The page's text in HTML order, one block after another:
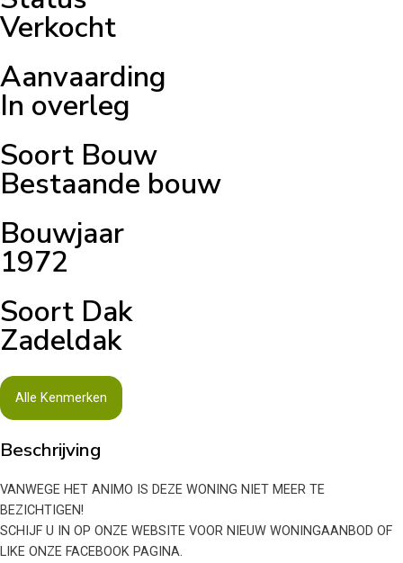
Verkocht
Aanvaarding
In overleg
Soort Bouw
Bestaande bouw
Bouwjaar
1972
Soort Dak
Zadeldak
Alle Kenmerken
Beschrijving
VANWEGE HET ANIMO IS DEZE WONING NIET MEER TE
BEZICHTIGEN!
SCHIJF U IN OP ONZE WEBSITE VOOR NIEUW WONINGAANBOD OF
LIKE ONZE FACEBOOK PAGINA.